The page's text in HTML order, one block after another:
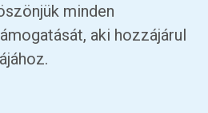
minden
aki hozzájárul